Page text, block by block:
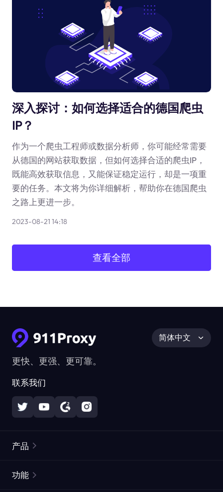
深入探讨：如何选择适合的德国爬虫
IP？
作为一个爬虫工程师或数据分析师，你可能经常需要
从德国的网站获取数据，但如何选择合适的爬虫IP，
既能高效获取信息，又能保证稳定运行，却是一项重
要的任务。本文将为你详细解析，帮助你在德国爬虫
之路上更进一步。
2023-08-21 14:18
查看全部
更快、更强、更可靠。
联系我们
简体中文
产品
功能